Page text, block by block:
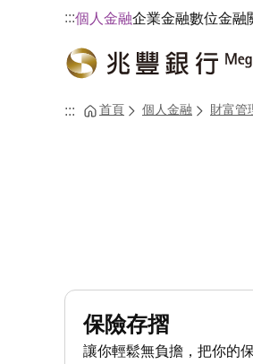
:::個人金融企業金融數位金融
::: 首頁 個人金融 財富管
保險存摺
讓你輕鬆無負擔，把你的